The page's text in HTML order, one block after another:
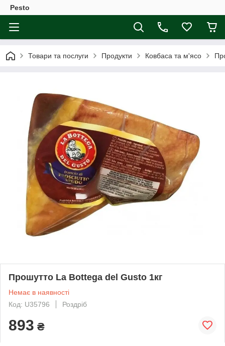
Pesto
Товари та послуги Продукти Ковбаса та м'ясо
Прошутто La Bottega del Gusto 1кг
Немає в наявності
Код: U35796
Роздріб
893 ₴